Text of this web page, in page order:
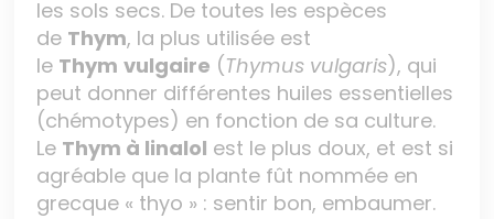
les sols secs. De toutes les espèces
de Thym, la plus utilisée est
le Thym vulgaire (Thymus vulgaris), qui
peut donner différentes huiles essentielles
(chémotypes) en fonction de sa culture.
Le Thym à linalol est le plus doux, et est si
agréable que la plante fût nommée en
grecque « thyo » : sentir bon, embaumer.